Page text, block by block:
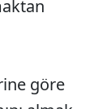
göre